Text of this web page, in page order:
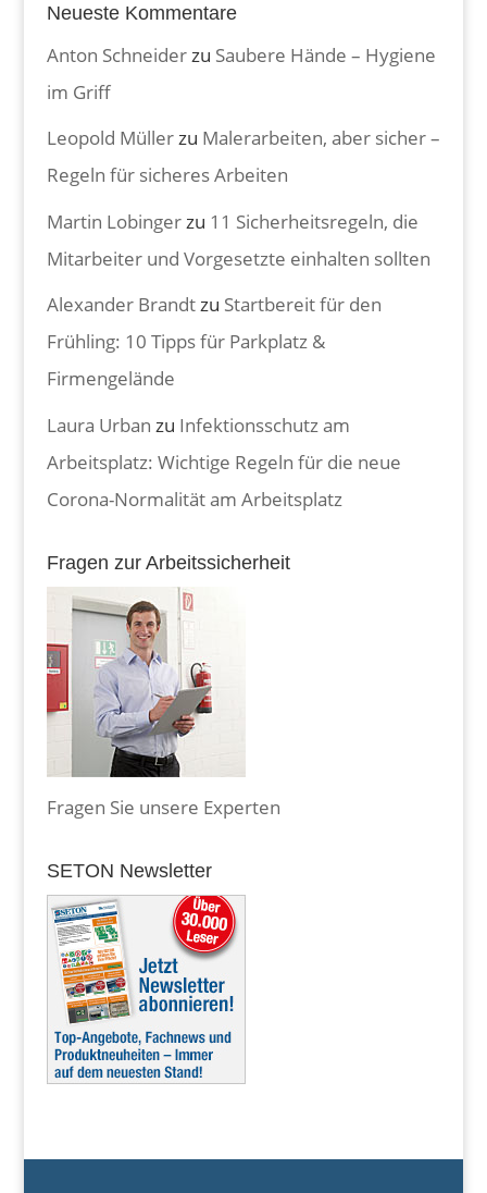
Neueste Kommentare
Anton Schneiderzu Saubere Hände – Hygiene
im Griff
Leopold Müllerzu Malerarbeiten, aber sicher –
Regeln für sicheres Arbeiten
Martin Lobingerzu 11 Sicherheitsregeln, die
Mitarbeiter und Vorgesetzte einhalten sollten
Alexander Brandtzu Startbereit für den
Frühling: 10 Tipps für Parkplatz &
Firmengelände
Laura Urban zu Infektionsschutz am
Arbeitsplatz: Wichtige Regeln für die neue
Corona-Normalität am Arbeitsplatz
Fragen zur Arbeitssicherheit
Fragen Sie unsere Experten
SETON Newsletter